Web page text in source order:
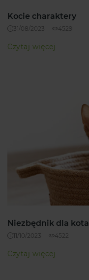
Kocie charaktery
31/08/2023 4529
Czytaj więcej
Niezbędnik dla kota
11/10/2023 4522
Czytaj więcej